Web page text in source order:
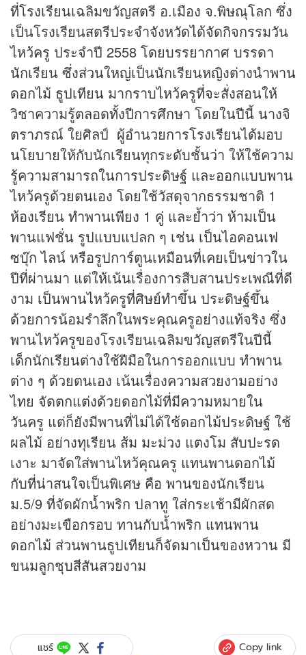
ที่โรงเรียนเฉลิมขวัญสตรี อ.เมือง จ.พิษณุโลก ซึ่ง
เป็นโรงเรียนสตรีประจำจังหวัดได้จัดกิจกรรมวัน
ไหว้ครู ประจำปี 2558 โดยบรรยากาศ บรรดา
นักเรียน ซึ่งส่วนใหญ่เป็นนักเรียนหญิงต่างนำพาน
ดอกไม้ ธูปเทียน มากราบไหว้ครูที่จะสั่งสอนให้
วิชาความรู้ตลอดทั้งปีการศึกษา โดยในปีนี้ นางจิ
ตราภรณ์ ใยศิลป์ ผู้อำนวยการโรงเรียนได้มอบ
นโยบายให้กับนักเรียนทุกระดับชั้นว่า ให้ใช้ความ
รู้ความสามารถในการประดิษฐ์ และออกแบบพาน
ไหว้ครูด้วยตนเอง โดยใช้วัสดุจากธรรมชาติ 1
ห้องเรียน ทำพานเพียง 1 คู่ และย้ำว่า ห้ามเป็น
พานแฟชั่น รูปแบบแปลก ๆ เช่น เป็นไอคอนเฟ
ซบุ๊ก ไลน์ หรือรูปการ์ตูนเหมือนที่เคยเป็นข่าวใน
ปีที่ผ่านมา แต่ให้เน้นเรื่องการสืบสานประเพณีที่ดี
งาม เป็นพานไหว้ครูที่ศิษย์ทำขึ้น ประดิษฐ์ขึ้น
ด้วยการน้อมรำลึกในพระคุณครูอย่างแท้จริง ซึ่ง
พานไหว้ครูของโรงเรียนเฉลิมขวัญสตรีในปีนี้
เด็กนักเรียนต่างใช้ฝีมือในการออกแบบ ทำพาน
ต่าง ๆ ด้วยตนเอง เน้นเรื่องความสวยงามอย่าง
ไทย จัดตกแต่งด้วยดอกไม้ที่มีความหมายใน
วันครู แต่ก็ยังมีพานที่ไม่ได้ใช้ดอกไม้ประดิษฐ์ ใช้
ผลไม้ อย่างทุเรียน ส้ม มะม่วง แตงโม สับปะรด
เงาะ มาจัดใส่พานไหว้คุณครู แทนพานดอกไม้
กับที่น่าสนใจเป็นพิเศษ คือ พานของนักเรียน
ม.5/9 ที่จัดผักน้ำพริก ปลาทู ใส่กระเช้ามีผักสด
อย่างมะเขือกรอบ ทานกับน้ำพริก แทนพาน
ดอกไม้ ส่วนพานธูปเทียนก็จัดมาเป็นของหวาน มี
ขนมลูกชุบสีสันสวยงาม
แชร์ Copy link